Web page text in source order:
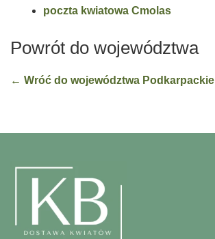
poczta kwiatowa Cmolas
Powrót do województwa
← Wróć do województwa Podkarpackie